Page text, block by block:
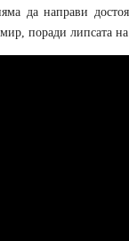
да направи
поради липсата